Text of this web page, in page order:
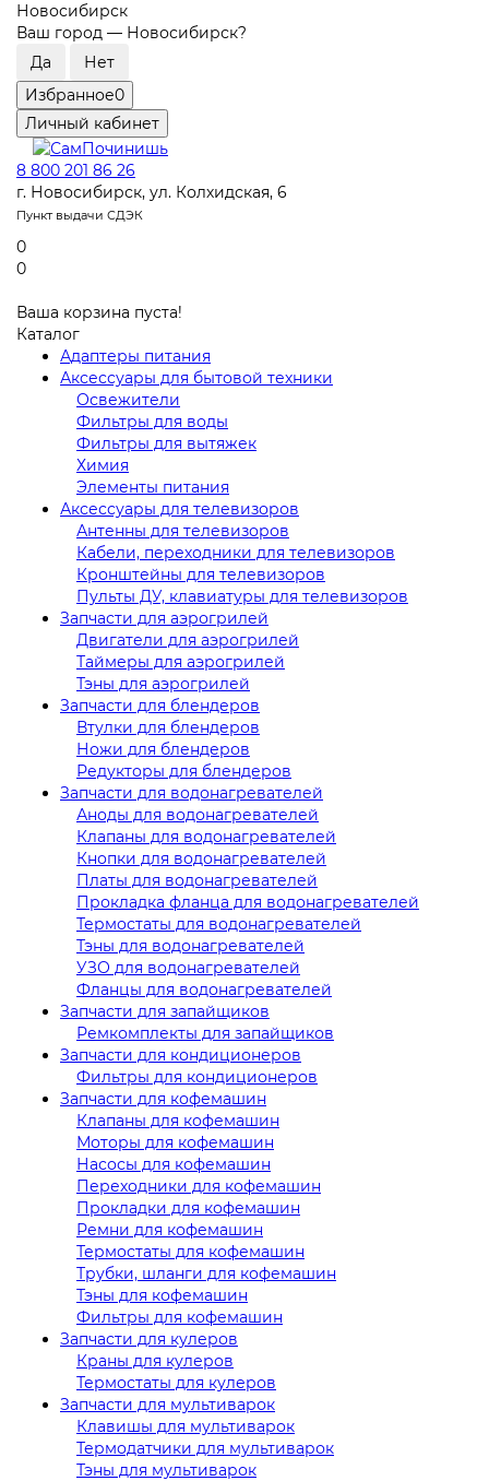
Новосибирск
Ваш город — Новосибирск?
Избранное0
Личный кабинет
8 800 201 86 26
г. Новосибирск, ул. Колхидская, 6
Пункт выдачи СДЭК
0
0
Ваша корзина пуста!
Каталог
Адаптеры питания
Аксессуары для бытовой техники
Освежители
Фильтры для воды
Фильтры для вытяжек
Химия
Элементы питания
Аксессуары для телевизоров
Антенны для телевизоров
Кабели, переходники для телевизоров
Кронштейны для телевизоров
Пульты ДУ, клавиатуры для телевизоров
Запчасти для аэрогрилей
Двигатели для аэрогрилей
Таймеры для аэрогрилей
Тэны для аэрогрилей
Запчасти для блендеров
Втулки для блендеров
Ножи для блендеров
Редукторы для блендеров
Запчасти для водонагревателей
Аноды для водонагревателей
Клапаны для водонагревателей
Кнопки для водонагревателей
Платы для водонагревателей
Прокладка фланца для водонагревателей
Термостаты для водонагревателей
Тэны для водонагревателей
УЗО для водонагревателей
Фланцы для водонагревателей
Запчасти для запайщиков
Ремкомплекты для запайщиков
Запчасти для кондиционеров
Фильтры для кондиционеров
Запчасти для кофемашин
Клапаны для кофемашин
Моторы для кофемашин
Насосы для кофемашин
Переходники для кофемашин
Прокладки для кофемашин
Ремни для кофемашин
Термостаты для кофемашин
Трубки, шланги для кофемашин
Тэны для кофемашин
Фильтры для кофемашин
Запчасти для кулеров
Краны для кулеров
Термостаты для кулеров
Запчасти для мультиварок
Клавишы для мультиварок
Термодатчики для мультиварок
Тэны для мультиварок